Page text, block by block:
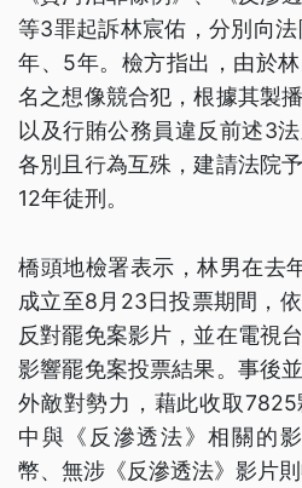
等3罪起訴林宸佑，分別向
年、5年。檢方指出，由於
名之想像競合犯，根據其製
以及行賄公務員違反前述3
各別且行為互殊，建請法院
12年徒刑。
橋頭地檢署表示，林男在去
成立至8月23日投票期間，
反對罷免案影片，並在電視
影響罷免案投票結果。事後
外敵對勢力，藉此收取
中與《反滲透法》相關的
幣、無涉《反滲透法》影片